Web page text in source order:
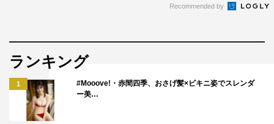
Recommended by
ランキング
1
#Mooove!・赤間四季、おさげ髪×ビキニ姿でスレンダ
ー美…